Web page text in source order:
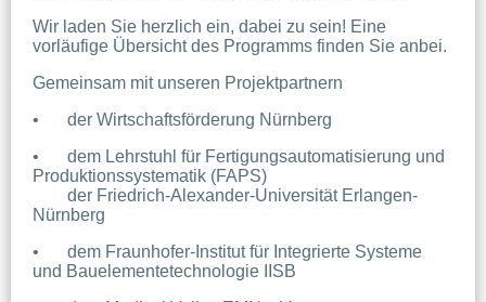
Wir laden Sie herzlich ein, dabei zu sein! Eine
vorläufige Übersicht des Programms finden Sie anbei.
Gemeinsam mit unseren Projektpartnern
•	der Wirtschaftsförderung Nürnberg
•	dem Lehrstuhl für Fertigungsautomatisierung und
Produktionssystematik (FAPS)
Nürnberg
•	dem Fraunhofer-Institut für Integrierte Systeme
und Bauelementetechnologie IISB